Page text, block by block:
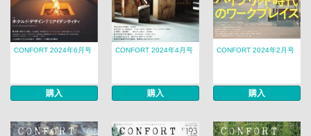
CONFORT 2024年6月号
購入
CONFORT 2024年4月号
購入
CONFORT 2024年2月号
購入